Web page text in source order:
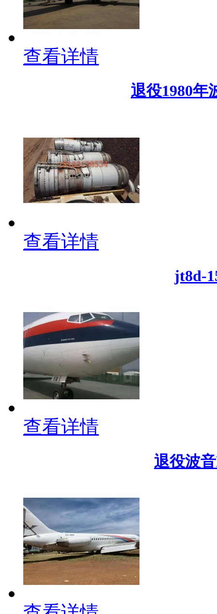
查看详情
退役1980年
查看详情
jt8d-
查看详情
退役波